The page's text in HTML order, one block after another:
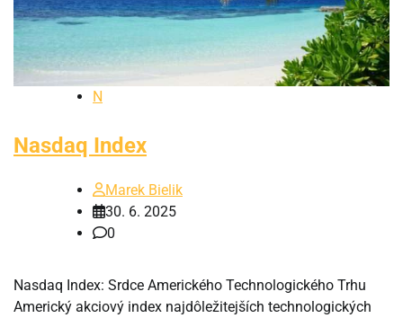
N
Nasdaq Index
Marek Bielik
30. 6. 2025
0
Nasdaq Index: Srdce Amerického Technologického Trhu
Americký akciový index najdôležitejších technologických